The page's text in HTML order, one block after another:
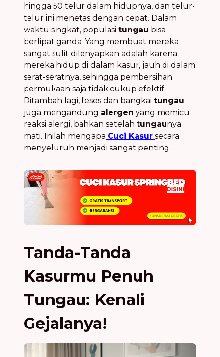
hingga 50 telur dalam hidupnya, dan telur-
telur ini menetas dengan cepat. Dalam
waktu singkat, populasi tungau bisa
berlipat ganda. Yang membuat mereka
sangat sulit dilenyapkan adalah karena
mereka hidup di dalam kasur, jauh di dalam
serat-seratnya, sehingga pembersihan
permukaan saja tidak cukup efektif.
Ditambah lagi, feses dan bangkai tungau
juga mengandung alergen yang memicu
reaksi alergi, bahkan setelah tungaunya
mati. Inilah mengapa Cuci Kasur secara
menyeluruh menjadi sangat penting.
Tanda-Tanda
Kasurmu Penuh
Tungau: Kenali
Gejalanya!